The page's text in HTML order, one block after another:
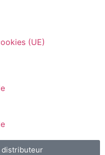
(UE)
distributeur